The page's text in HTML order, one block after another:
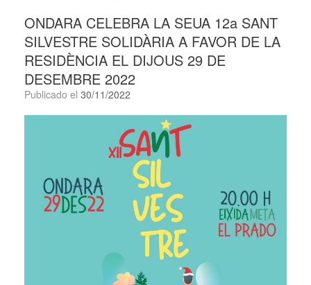
ONDARA CELEBRA LA SEUA 12a SANT
SILVESTRE SOLIDÀRIA A FAVOR DE LA
RESIDÈNCIA EL DIJOUS 29 DE
DESEMBRE 2022
Publicado el 30/11/2022